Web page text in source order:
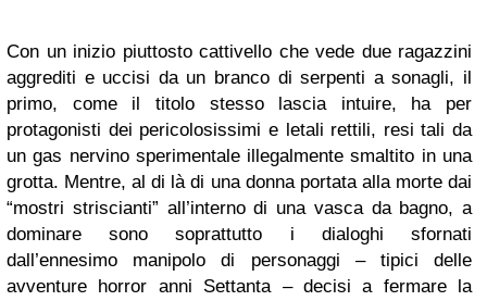
Con un inizio piuttosto cattivello che vede due ragazzini
aggrediti e uccisi da un branco di serpenti a sonagli, il
primo, come il titolo stesso lascia intuire, ha per
protagonisti dei pericolosissimi e letali rettili, resi tali da
un gas nervino sperimentale illegalmente smaltito in una
grotta. Mentre, al di là di una donna portata alla morte dai
“mostri striscianti” all’interno di una vasca da bagno, a
dominare sono soprattutto i dialoghi sfornati
dall’ennesimo manipolo di personaggi – tipici delle
avventure horror anni Settanta – decisi a fermare la